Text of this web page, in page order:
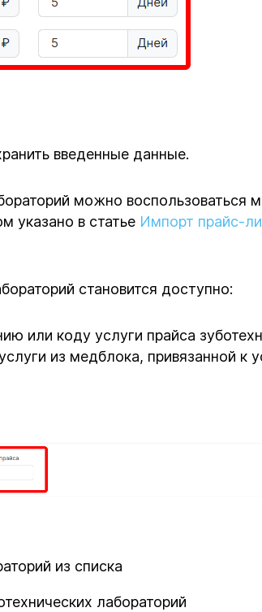
введенные данные.
можно воспользоваться
указано в статье Импорт прайс-
становится доступно:
или коду услуги прайса
из медблока, привязанной к
из списка
лабораторий